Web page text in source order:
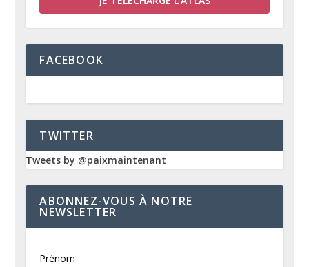
FACEBOOK
TWITTER
Tweets by @paixmaintenant
ABONNEZ-VOUS À NOTRE
NEWSLETTER
Prénom